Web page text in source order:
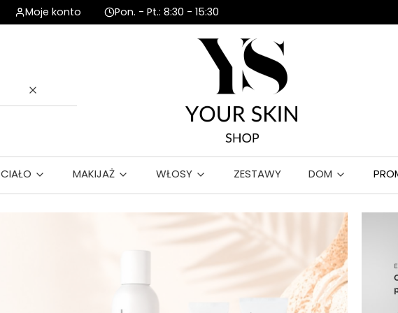
Moje konto Pon. - Pt.: 8:30 - 15:30
Wyczyść
CIAŁO MAKIJAŻ WŁOSY ZESTAWY DOM